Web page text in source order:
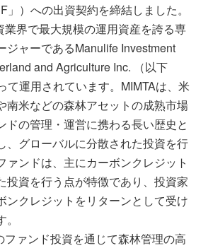
」）への出資契約を締結しました。
業界で最大規模の運用資産を誇る専
ジャーであるManulife Investment
and Agriculture Inc. （以下
て運用されています。MIMTAは、米
南米などの森林アセットの成熟市場
ドの管理・運営に携わる長い歴史と
、グローバルに分散された投資を行
ァンドは、主にカーボンクレジット
投資を行う点が特徴であり、投資家
ンクレジットをリターンとして受け
ァンド投資を通じて森林管理の高